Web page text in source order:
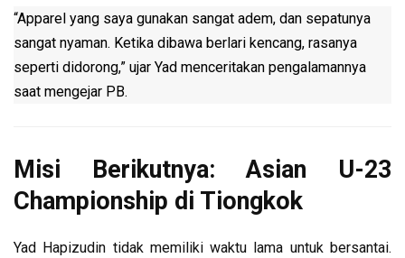
“Apparel yang saya gunakan sangat adem, dan sepatunya
sangat nyaman. Ketika dibawa berlari kencang, rasanya
seperti didorong,” ujar Yad menceritakan pengalamannya
saat mengejar PB.
Misi Berikutnya: Asian U-23
Championship di Tiongkok
Yad Hapizudin tidak memiliki waktu lama untuk bersantai.